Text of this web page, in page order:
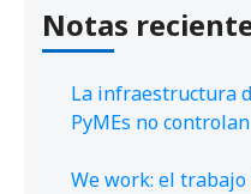
Notas
La infraestructura
PyMEs no controlan
We work: el